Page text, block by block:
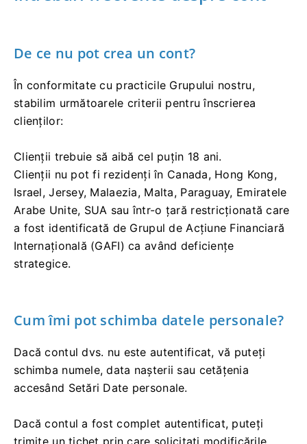
De ce nu pot crea un cont?
În conformitate cu practicile Grupului nostru,
stabilim următoarele criterii pentru înscrierea
clienților:
Clienții trebuie să aibă cel puțin 18 ani.
Clienții nu pot fi rezidenți în Canada, Hong Kong,
Israel, Jersey, Malaezia, Malta, Paraguay, Emiratele
Arabe Unite, SUA sau într-o țară restricționată care
a fost identificată de Grupul de Acțiune Financiară
Internațională (GAFI) ca având deficiențe
strategice.
Cum îmi pot schimba datele personale?
Dacă contul dvs. nu este autentificat, vă puteți
schimba numele, data nașterii sau cetățenia
accesând Setări Date personale.
Dacă contul a fost complet autentificat, puteți